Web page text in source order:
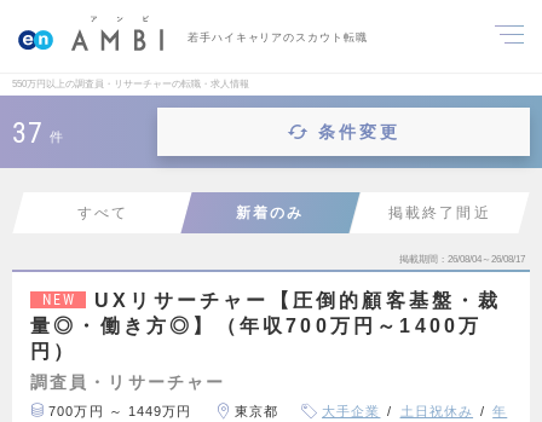
若手ハイキャリアのスカウト転職
550万円以上の調査員・リサーチャーの転職・求人情報
37 件 条件変更
すべて 新着のみ 掲載終了間近
掲載期間 26/08/04～26/08/17
NEW
UXリサーチャー【圧倒的顧客基盤・裁
量◎・働き方◎】（年収700万円～1400万
円）
調査員・リサーチャー
700万円 ～ 1449万円 東京都 大手企業 土日祝休み
年